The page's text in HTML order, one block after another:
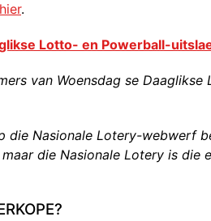
.
Lotto- en Powerball-
van Woensdag se
Nasionale Lotery-webwerf
die Nasionale Lotery is die